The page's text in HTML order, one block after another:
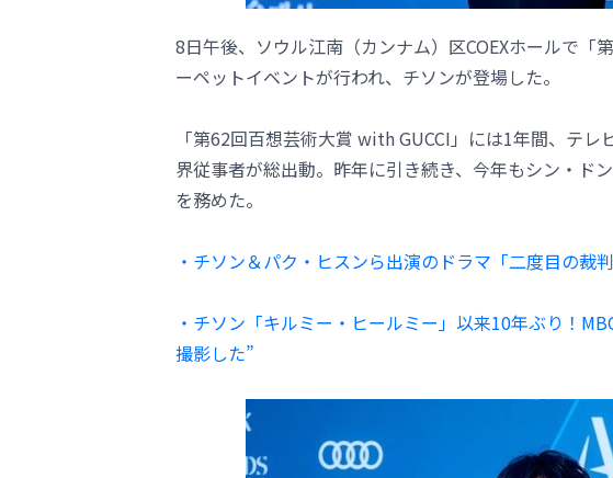
8日午後、ソウル江南（カンナム）区COEXホールで「
ーペットイベントが行われ、チソンが登場した。
「第62回百想芸術大賞 with GUCCI」には1年間、テ
界従事者が総出動。昨年に引き続き、今年もシン・ド
を務めた。
・チソン＆パク・ヒスンら出演のドラマ「二度目の
・チソン「キルミー・ヒールミー」以来10年ぶり！
撮影した”